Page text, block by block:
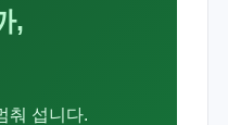
,
춰 섭니다.